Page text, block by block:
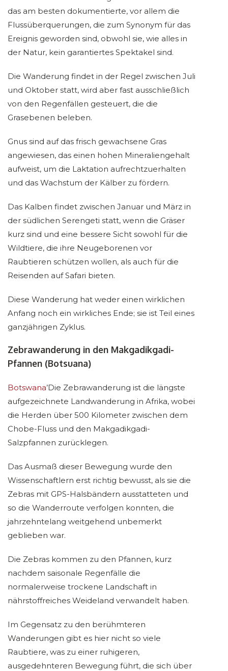
das am besten dokumentierte, vor allem die
Flussüberquerungen, die zum Synonym für das
Ereignis geworden sind, obwohl sie, wie alles in
der Natur, kein garantiertes Spektakel sind.
Die Wanderung findet in der Regel zwischen Juli
und Oktober statt, wird aber fast ausschließlich
von den Regenfällen gesteuert, die die
Grasebenen beleben.
Gnus sind auf das frisch gewachsene Gras
angewiesen, das einen hohen Mineraliengehalt
aufweist, um die Laktation aufrechtzuerhalten
und das Wachstum der Kälber zu fördern.
Das Kalben findet zwischen Januar und März in
der südlichen Serengeti statt, wenn die Gräser
kurz sind und eine bessere Sicht sowohl für die
Wildtiere, die ihre Neugeborenen vor
Raubtieren schützen wollen, als auch für die
Reisenden auf Safari bieten.
Diese Wanderung hat weder einen wirklichen
Anfang noch ein wirkliches Ende; sie ist Teil eines
ganzjährigen Zyklus.
Zebrawanderung in den Makgadikgadi-
Pfannen (Botsuana)
Botswana’Die Zebrawanderung ist die längste
aufgezeichnete Landwanderung in Afrika, wobei
die Herden über 500 Kilometer zwischen dem
Chobe-Fluss und den Makgadikgadi-
Salzpfannen zurücklegen.
Das Ausmaß dieser Bewegung wurde den
Wissenschaftlern erst richtig bewusst, als sie die
Zebras mit GPS-Halsbändern ausstatteten und
so die Wanderroute verfolgen konnten, die
jahrzehntelang weitgehend unbemerkt
geblieben war.
Die Zebras kommen zu den Pfannen, kurz
nachdem saisonale Regenfälle die
normalerweise trockene Landschaft in
nährstoffreiches Weideland verwandelt haben.
Im Gegensatz zu den berühmteren
Wanderungen gibt es hier nicht so viele
Raubtiere, was zu einer ruhigeren,
ausgedehnteren Bewegung führt, die sich über